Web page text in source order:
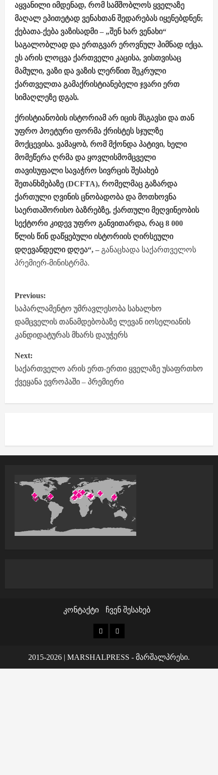
აყვანილი იმდენად, რომ სამშობლოს ყველაზე
მაღალ ეპითეტად ვენახთან შედარებას იყენებდნენ;
ქებათა-ქება ვაზისადმი – „შენ ხარ ვენახი“
საგალობლად და ერთგვარ ეროვნულ ჰიმნად იქცა.
ეს არის ლოცვა ქართველი კაცისა, ვისთვისაც
მამული, ვაზი და ვაზის ლერწით შეკრული
ქართველთა გამაქრისტიანებელი ჯვარი ერთ
სიმაღლეზე დგას.
ქრისტიანობის ისტორიამ არ იცის მსგავსი და თან
უფრო პოეტური ფორმა ქრისტეს სჯულზე
მოქცევისა. ვამაყობ, რომ მქონდა პატივი, ხელი
მომეწერა ღრმა და ყოვლისმომცველი
თავისუფალი სავაჭრო სივრცის შესახებ
შეთანხმებაზე (DCFTA), რომელმაც გაზარდა
ქართული ღვინის ცნობადობა და მოთხოვნა
საერთაშორისო ბაზრებზე, ქართული მეღვინეობის
სექტორი კიდევ უფრო განვითარდა, რაც 8 000
წლის წინ დაწყებული ისტორიის ღირსეული
დღევანდელი დღეა“, – განაცხადა საქართველოს
პრემიერ-მინისტრმა.
P
o
s
t
n
g
o
Previous:
საპარლამენტო უმრავლესობა სახალხო
დამცველის თანამდებობაზე ლევან იოსელიანის
კანდიდატურას მხარს დაუჭერს
Next:
საქართველო არის ერთ-ერთი ყველაზე უსაფრთხო
ქვეყანა ევროპაში – პრემიერი
კონტაქტი ჩვენ შესახებ
კონტაქტი
ჩვენ
2015-2026 | MARSHALPRESS - მარშალპრესი.